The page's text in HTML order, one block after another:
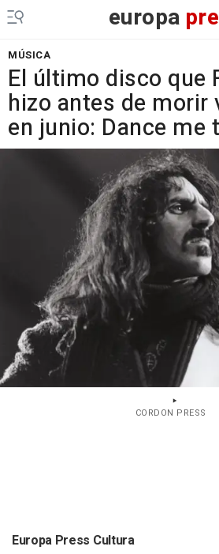
europa
MÚSICA
El último disco que
hizo antes de morir
en junio: Dance me
CORDON PRESS
Europa Press Cultura